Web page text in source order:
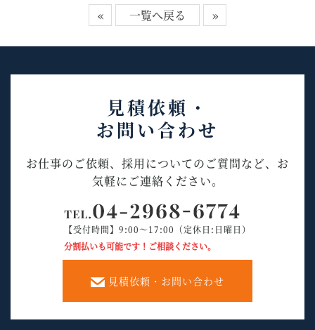
« 一覧へ戻る »
見積依頼・
お問い合わせ
お仕事のご依頼、採用についてのご質問など、お
気軽にご連絡ください。
【受付時間】9:00～17:00（定休日:日曜日）
分割払いも可能です！ご相談ください。
見積依頼・お問い合わせ